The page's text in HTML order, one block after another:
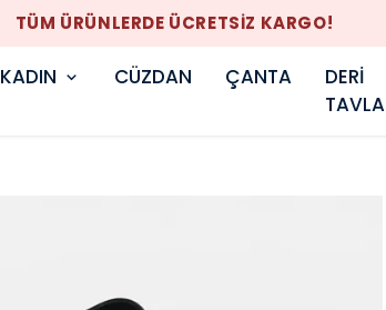
TÜM ÜRÜNLERDE ÜCRETSİZ KARGO!
KADIN CÜZDAN ÇANTA
DERİ
TAVLA